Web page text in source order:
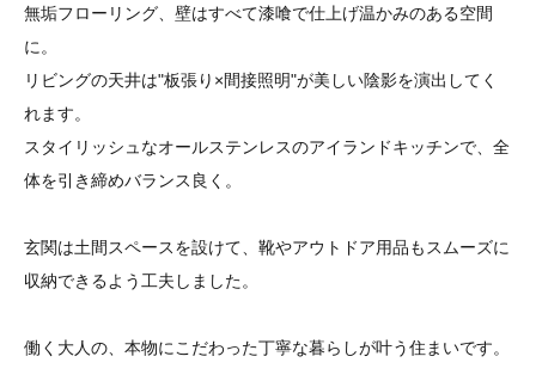
無垢フローリング、壁はすべて漆喰で仕上げ温かみのある空間
に。
リビングの天井は"板張り×間接照明"が美しい陰影を演出してく
れます。
スタイリッシュなオールステンレスのアイランドキッチンで、全
体を引き締めバランス良く。
玄関は土間スペースを設けて、靴やアウトドア用品もスムーズに
収納できるよう工夫しました。
働く大人の、本物にこだわった丁寧な暮らしが叶う住まいです。